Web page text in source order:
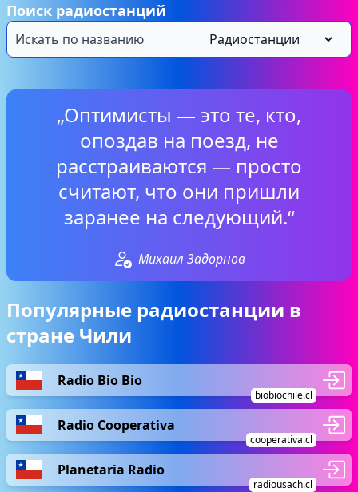
Поиск радиостанций
„Оптимисты — это те, кто,
опоздав на поезд, не
расстраиваются — просто
считают, что они пришли
заранее на следующий.“
Михаил Задорнов
Популярные радиостанции в
стране Чили
Radio Bio Bio
biobiochile.cl
Radio Cooperativa
cooperativa.cl
Planetaria Radio
radiousach.cl